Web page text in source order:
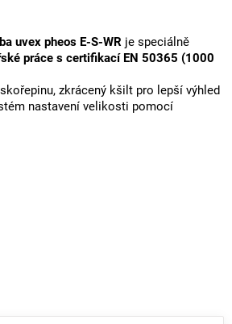
uvex pheos E-S-WR je speciálně
práce s certifikací EN 50365 (1000
zkrácený kšilt pro lepší výhled
nastavení velikosti pomocí